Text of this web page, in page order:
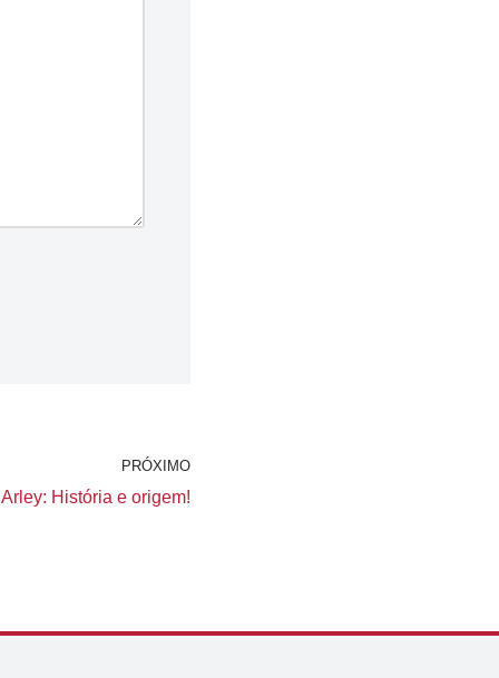
PRÓXIMO
História e origem!